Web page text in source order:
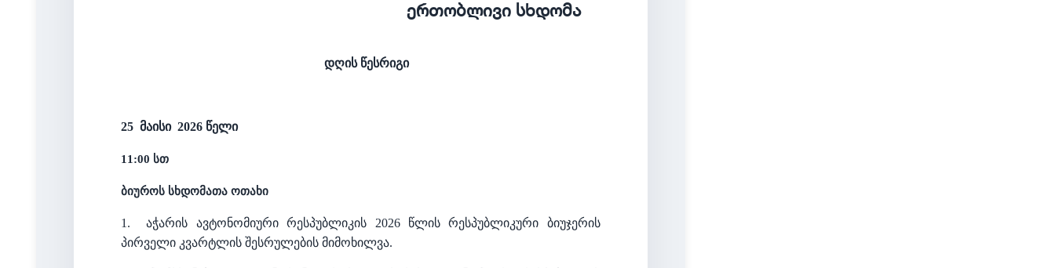
ერთობლივი სხდომა
დღის წესრიგი
25 მაისი 2026 წელი
11:00 სთ
ბიუროს სხდომათა ოთახი
1.
აჭარის ავტონომიური რესპუბლიკის 2026 წლის რესპუბლიკური ბიუჯერის
პირველი კვარტლის შესრულების მიმოხილვა.